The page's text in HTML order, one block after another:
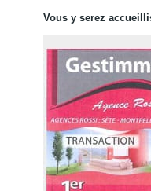
Vous y serez